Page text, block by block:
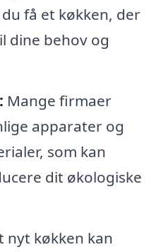
få et køkken, der
dine behov og
Mange firmaer
apparater og
som kan
dit økologiske
nyt køkken kan